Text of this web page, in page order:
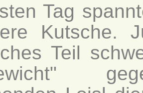
Tag
Kutsche.
Teil